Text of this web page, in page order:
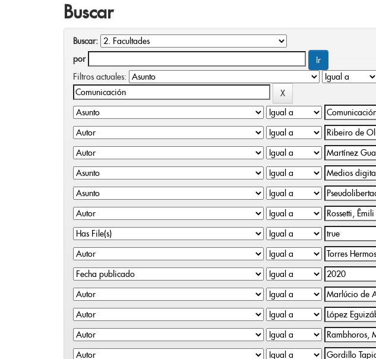
Buscar
Buscar:
por
Filtros actuales: